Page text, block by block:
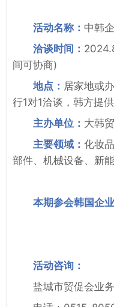
活动名称： 中韩
洽谈时间：
间可协商)
地点： 居家地或
行1对1洽谈，韩方提供
主办单位： 大韩
主要领域： 化妆
部件、机械设备、新
本期参会韩国企
活动咨询：
盐城市贸促会业